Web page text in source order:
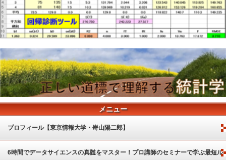
メニュー
プロフィール【東京情報大学・嵜山陽二郎】
6時間でデータサイエンスの真髄をマスター！プロ講師のセミナーで学ぶ最短ル